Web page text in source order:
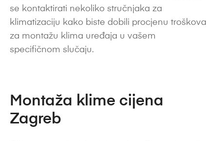
se kontaktirati nekoliko stručnjaka za
klimatizaciju kako biste dobili procjenu troškova
za montažu klima uređaja u vašem
specifičnom slučaju.
Montaža klime cijena
Zagreb